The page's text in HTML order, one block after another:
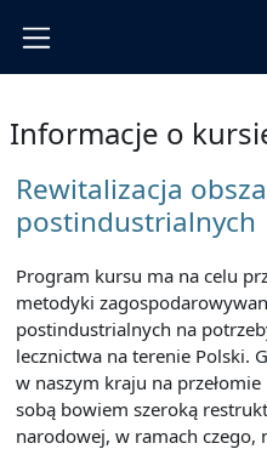
Informacje o
Rewitalizacja
postindustrialnych
Program kursu ma na celu
metodyki
postindustrialnych na
lecznictwa na terenie Polski.
w naszym kraju na
sobą bowiem szeroką
narodowej, w ramach czego,